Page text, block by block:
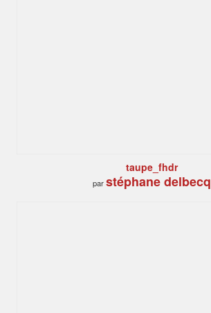
taupe_fhdr
parstéphane delbecq